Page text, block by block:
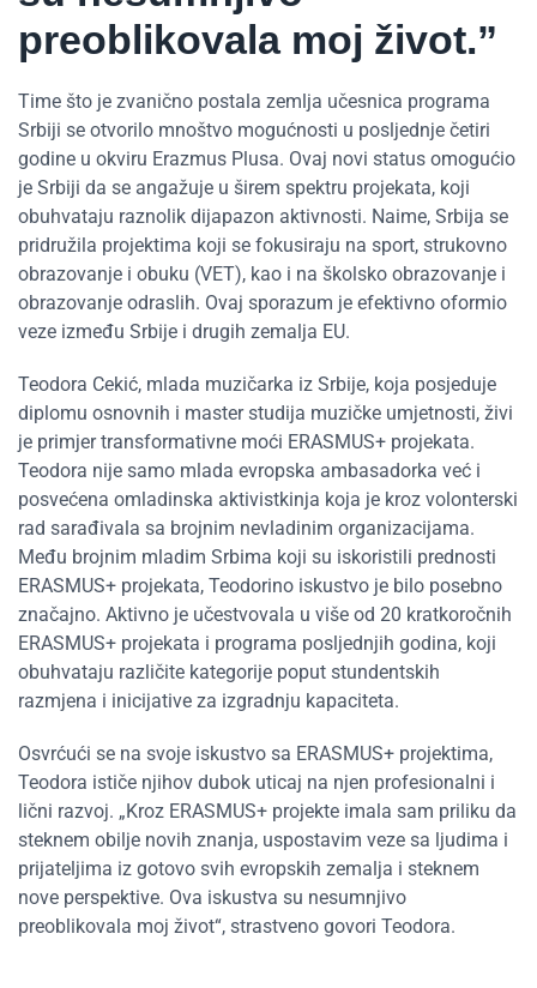
preoblikovala moj život.”
Time što je zvanično postala zemlja učesnica programa
Srbiji se otvorilo mnoštvo mogućnosti u posljednje četiri
godine u okviru Erazmus Plusa. Ovaj novi status omogućio
je Srbiji da se angažuje u širem spektru projekata, koji
obuhvataju raznolik dijapazon aktivnosti. Naime, Srbija se
pridružila projektima koji se fokusiraju na sport, strukovno
obrazovanje i obuku (VET), kao i na školsko obrazovanje i
obrazovanje odraslih. Ovaj sporazum je efektivno oformio
veze između Srbije i drugih zemalja EU.
Teodora Cekić, mlada muzičarka iz Srbije, koja posjeduje
diplomu osnovnih i master studija muzičke umjetnosti, živi
je primjer transformativne moći ERASMUS+ projekata.
Teodora nije samo mlada evropska ambasadorka već i
posvećena omladinska aktivistkinja koja je kroz volonterski
rad sarađivala sa brojnim nevladinim organizacijama.
Među brojnim mladim Srbima koji su iskoristili prednosti
ERASMUS+ projekata, Teodorino iskustvo je bilo posebno
značajno. Aktivno je učestvovala u više od 20 kratkoročnih
ERASMUS+ projekata i programa posljednjih godina, koji
obuhvataju različite kategorije poput stundentskih
razmjena i inicijative za izgradnju kapaciteta.
Osvrćući se na svoje iskustvo sa ERASMUS+ projektima,
Teodora ističe njihov dubok uticaj na njen profesionalni i
lični razvoj. „Kroz ERASMUS+ projekte imala sam priliku da
steknem obilje novih znanja, uspostavim veze sa ljudima i
prijateljima iz gotovo svih evropskih zemalja i steknem
nove perspektive. Ova iskustva su nesumnjivo
preoblikovala moj život“, strastveno govori Teodora.